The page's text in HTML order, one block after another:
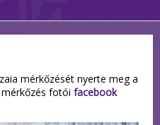
mérkőzését nyerte meg a
mérkőzés fotói facebook